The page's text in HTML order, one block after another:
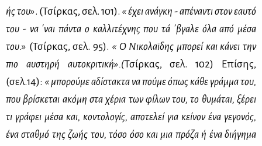
ής του». (Τσίρ­κας, σελ. 101). « έχει ανά­γκη - απέ­να­ντι στον εαυ­τό
του - να ΄ναι πά­ντα ο καλ­λι­τέ­χνης που τά ΄βγα­λε όλα από μέ­σα
του.» (Τσίρ­κας, σελ. 95). « Ο Νι­κο­λαϊ­δης μπο­ρεί και κά­νει την
πιο αυ­στη­ρή αυ­το­κρι­τι­κή».(Τσίρ­κας, σελ. 102) Επί­σης,
(σελ.14): « μπο­ρού­με αδί­στα­κτα να πού­με όπως κά­θε γράμ­μα του,
που βρί­σκε­ται ακό­μη στα χέ­ρια των φί­λων του, το θυ­μά­ται, ξέ­ρει
τι γρά­φει μέ­σα και, κο­ντο­λο­γίς, απο­τε­λεί για κεί­νον ένα γε­γο­νός,
ένα σταθ­μό της ζω­ής του, τό­σο όσο και μια πρό­ζα ή ένα δι­ή­γη­μα